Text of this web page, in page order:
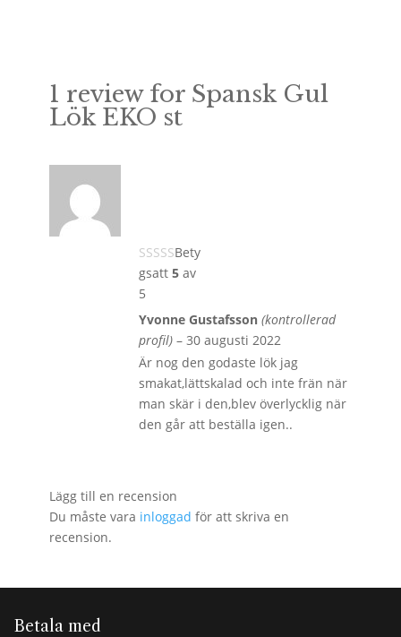
1 review for Spansk Gul
Lök EKO st
Bety
gsatt 5av
5
Yvonne Gustafsson (kontrollerad
profil) – 30 augusti 2022
Är nog den godaste lök jag
smakat,lättskalad och inte frän när
man skär i den,blev överlycklig när
den går att beställa igen..
Lägg till en recension
Du måste vara inloggad för att skriva en
recension.
Betala med